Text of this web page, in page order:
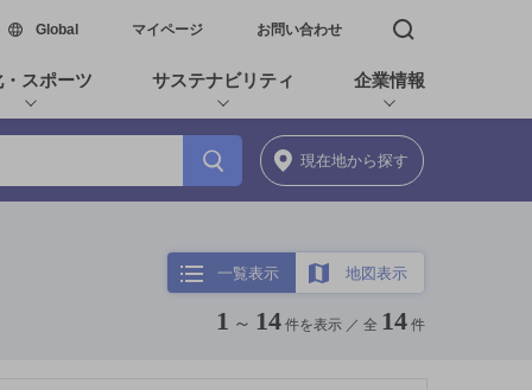
Global新しいウィンドウで開く
マイページ お問い合わせ 検索窓を開く
スポーツ サステナビリティ 企業情報
現在地から探す
一覧表示 地図表示
1 ～ 14 件を表示 ／ 全 14 件